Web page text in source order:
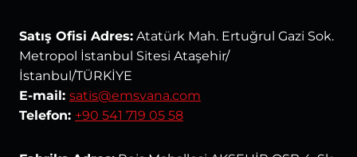
Satış Ofisi Adres: Atatürk Mah. Ertuğrul Gazi Sok.
Metropol İstanbul Sitesi Ataşehir/
İstanbul/TÜRKİYE
E-mail: satis@emsvana.com
Telefon: +90 541 719 05 58